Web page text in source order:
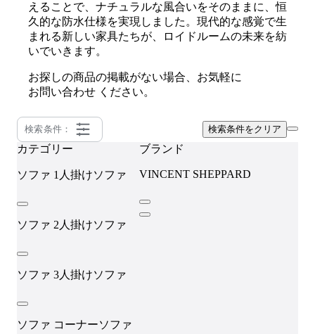
えることで、ナチュラルな風合いをそのままに、恒
久的な防水仕様を実現しました。現代的な感覚で生
まれる新しい家具たちが、ロイドルームの未来を紡
いでいきます。
お探しの商品の掲載がない場合、お気軽に
お問い合わせ ください。
検索条件： 検索条件をクリア
カテゴリー
ソファ 1人掛けソファ
ソファ 2人掛けソファ
ソファ 3人掛けソファ
ソファ コーナーソファ
ブランド
VINCENT SHEPPARD